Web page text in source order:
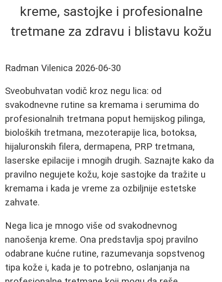
kreme, sastojke i profesionalne
tretmane za zdravu i blistavu kožu
Radman Vilenica 2026-06-30
Sveobuhvatan vodič kroz negu lica: od
svakodnevne rutine sa kremama i serumima do
profesionalnih tretmana poput hemijskog pilinga,
bioloških tretmana, mezoterapije lica, botoksa,
hijaluronskih filera, dermapena, PRP tretmana,
laserske epilacije i mnogih drugih. Saznajte kako da
pravilno negujete kožu, koje sastojke da tražite u
kremama i kada je vreme za ozbiljnije estetske
zahvate.
Nega lica je mnogo više od svakodnevnog
nanošenja kreme. Ona predstavlja spoj pravilno
odabrane kućne rutine, razumevanja sopstvenog
tipa kože i, kada je to potrebno, oslanjanja na